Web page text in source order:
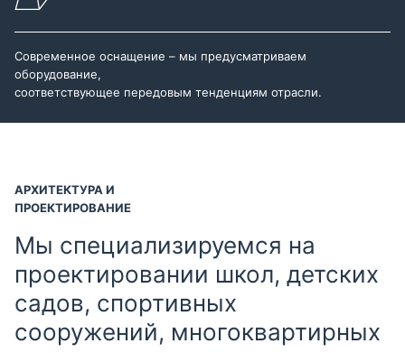
Современное оснащение – мы предусматриваем
оборудование,
соответствующее передовым тенденциям отрасли.
АРХИТЕКТУРА И
ПРОЕКТИРОВАНИЕ
Мы специализируемся на
проектировании школ, детских
садов, спортивных
сооружений, многоквартирных